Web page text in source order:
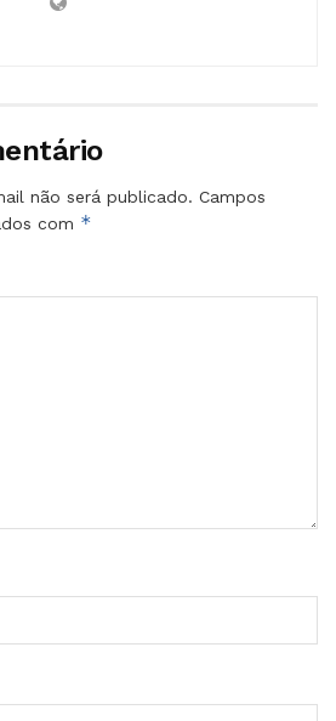
não será publicado. Campos
com *